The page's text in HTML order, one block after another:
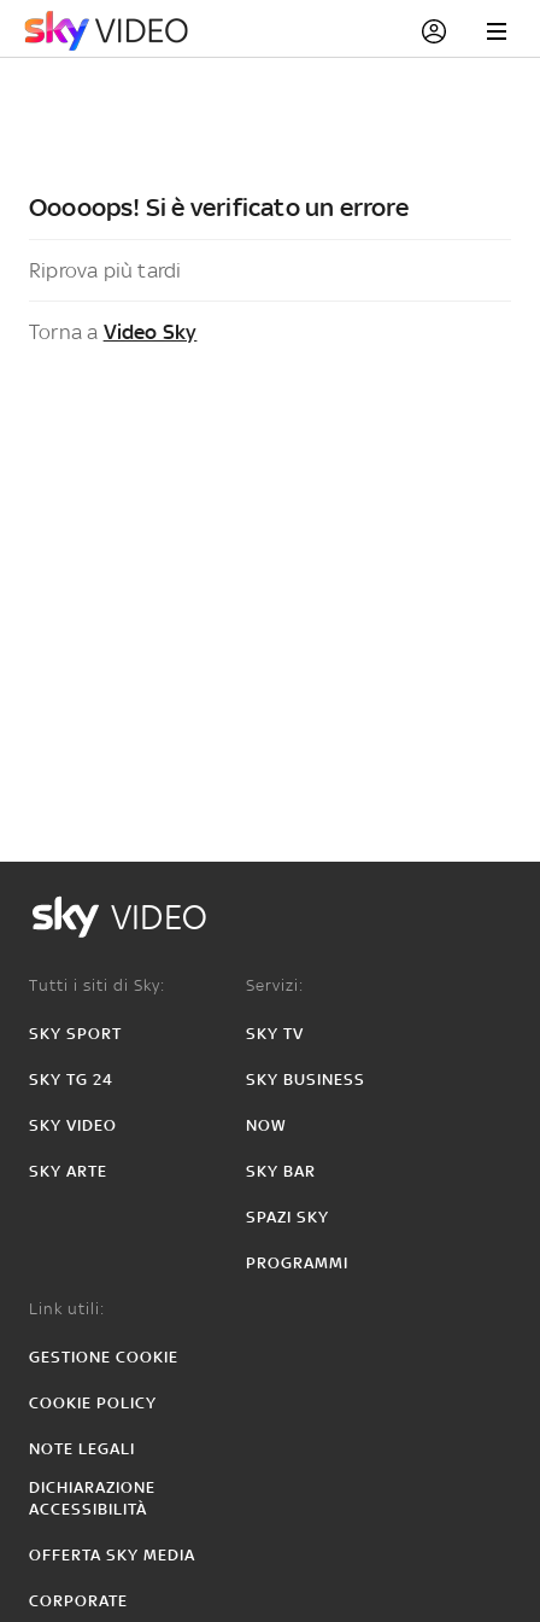
Ooooops! Si è verificato un errore
Riprova più tardi
Torna a Video Sky
VIDEO
Tutti i siti di Sky:
SKY SPORT
SKY TG 24
SKY VIDEO
SKY ARTE
Servizi:
SKY TV
SKY BUSINESS
NOW
SKY BAR
SPAZI SKY
PROGRAMMI
Link utili:
GESTIONE COOKIE
COOKIE POLICY
NOTE LEGALI
DICHIARAZIONE
ACCESSIBILITÀ
OFFERTA SKY MEDIA
CORPORATE